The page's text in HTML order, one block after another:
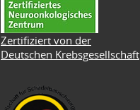
Zertifiziert von der
Deutschen Krebsgesellschaft